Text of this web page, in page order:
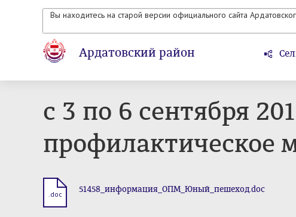
Вы находитесь на старой версии официального сайта
Ардатовский район
с 3 по 6 сентября
профилактическое
.doc 51458_информация_ОПМ_Юный_пешеход.doc